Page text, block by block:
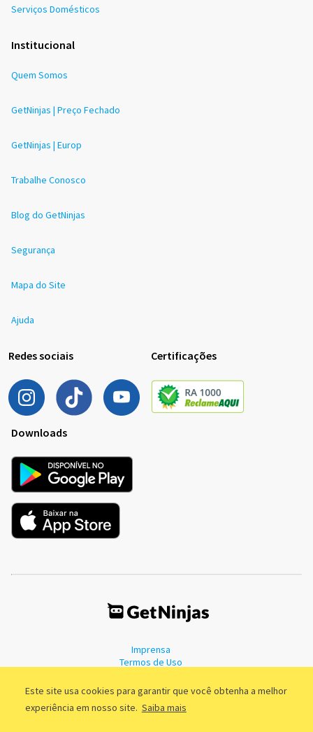
Este site usa cookies para garantir que você obtenha a melhor
experiência em nosso site. Saiba mais
Serviços Domésticos
Institucional
Quem Somos
GetNinjas | Preço Fechado
GetNinjas | Europ
Trabalhe Conosco
Blog do GetNinjas
Segurança
Mapa do Site
Ajuda
Redes sociais Certificações
Downloads
Imprensa
Termos de Uso